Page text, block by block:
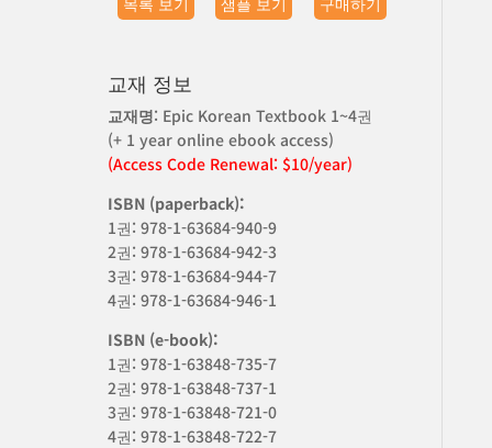
교재 정보
교재명: Epic Korean Textbook 1~4권
(+ 1 year online ebook access)
(Access Code Renewal: $10/year)
ISBN (paperback):
1권: 978-1-63684-940-9
2권: 978-1-63684-942-3
3권: 978-1-63684-944-7
4권: 978-1-63684-946-1
ISBN (e-book):
1권: 978-1-63848-735-7
2권: 978-1-63848-737-1
3권: 978-1-63848-721-0
4권: 978-1-63848-722-7